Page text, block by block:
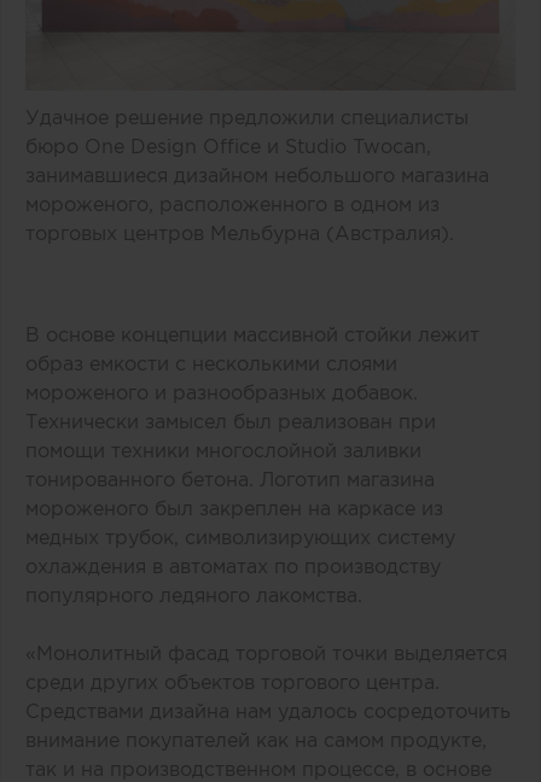
Удачное решение предложили специалисты
бюро One Design Office и Studio Twocan,
занимавшиеся дизайном небольшого магазина
мороженого, расположенного в одном из
торговых центров Мельбурна (Австралия).
В основе концепции массивной стойки лежит
образ емкости с несколькими слоями
мороженого и разнообразных добавок.
Технически замысел был реализован при
помощи техники многослойной заливки
тонированного бетона. Логотип магазина
мороженого был закреплен на каркасе из
медных трубок, символизирующих систему
охлаждения в автоматах по производству
популярного ледяного лакомства.
«Монолитный фасад торговой точки выделяется
среди других объектов торгового центра.
Средствами дизайна нам удалось сосредоточить
внимание покупателей как на самом продукте,
так и на производственном процессе, в основе